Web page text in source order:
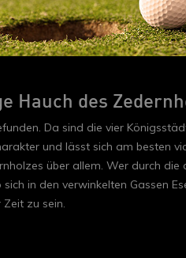
Hauch des
Da sind die vier
und lässt sich am besten
über allem. Wer durch
in den verwinkelten Gassen
zu sein.